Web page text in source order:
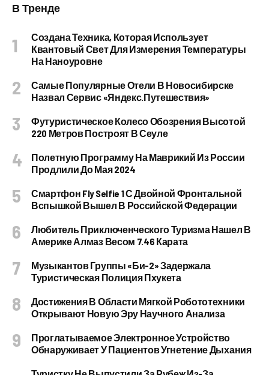
В Тренде
Создана Техника, Которая Использует
Квантовый Свет Для Измерения Температуры
На Наноуровне
Самые Популярные Отели В Новосибирске
Назвал Сервис «Яндекс.Путешествия»
Футуристическое Колесо Обозрения Высотой
220 Метров Построят В Сеуле
Полетную Программу На Маврикий Из России
Продлили До Мая 2024
Смартфон Fly Selfie 1 С Двойной Фронтальной
Вспышкой Вышел В Российской Федерации
Любитель Приключенческого Туризма Нашел В
Америке Алмаз Весом 7.46 Карата
Музыкантов Группы «Би-2» Задержала
Туристическая Полиция Пхукета
Достижения В Области Мягкой Робототехники
Открывают Новую Эру Научного Анализа
Проглатываемое Электронное Устройство
Обнаруживает У Пациентов Угнетение Дыхания